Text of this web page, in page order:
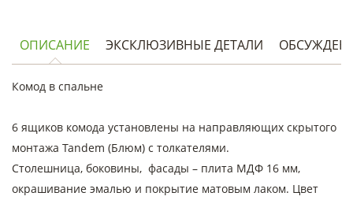
ОПИСАНИЕ ЭКСКЛЮЗИВНЫЕ ДЕТАЛИ
Комод в спальне
6 ящиков комода установлены на направляющих скрытого
монтажа Tandem (Блюм) с толкателями.
Столешница, боковины, фасады – плита МДФ 16 мм,
окрашивание эмалью и покрытие матовым лаком. Цвет